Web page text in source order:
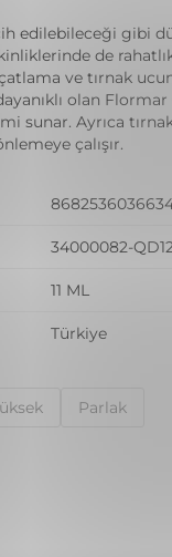
edilebileceği gibi
de
ve tırnak
olan
sunar. Ayrıca
çalışır.
34000082-
11 ML
Türkiye
Parlak